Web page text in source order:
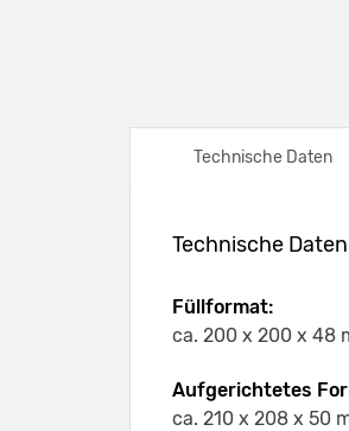
Technische Daten
Technische
Füllformat:
ca. 200 x 200 x 48
Aufgerichtetes
ca. 210 x 208 x 50